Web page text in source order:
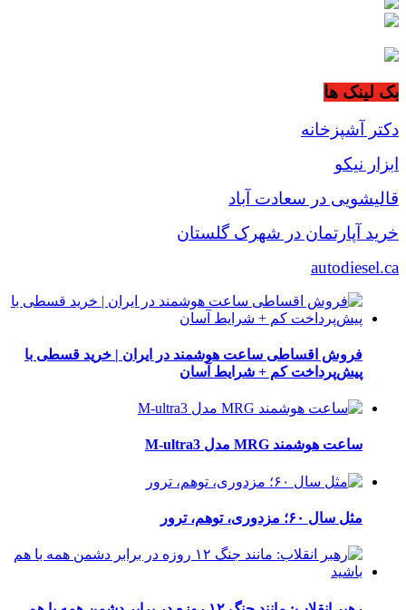
بک لینک ها
دکتر آشپزخانه
ابزار نیکو
قالیشویی در سعادت آباد
خرید آپارتمان در شهرک گلستان
autodiesel.ca
فروش اقساطی ساعت هوشمند در ایران | خرید قسطی با
پیش‌پرداخت کم + شرایط آسان
ساعت هوشمند MRG مدل M-ultra3
مثل سال ۶۰؛ مزدوری، توهم، ترور